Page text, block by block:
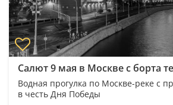
Салют 9 мая в Москве с борта
Водная прогулка по Москве-реке с
в честь Дня Победы